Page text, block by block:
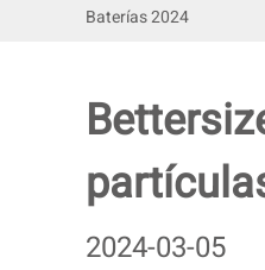
Baterías 2024
2024-03-05